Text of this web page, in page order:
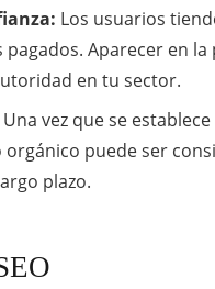
Los usuarios
pagados. Aparecer en
en tu sector.
Una vez que se
puede ser
plazo.